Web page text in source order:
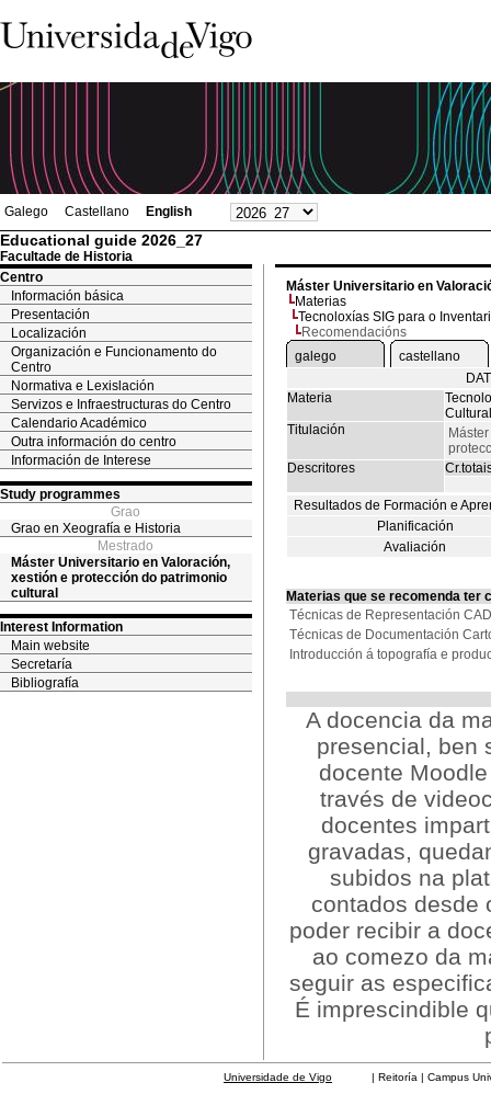
Galego Castellano English
Educational guide 2026_27
Facultade de Historia
Centro
Información básica
Presentación
Localización
Organización e Funcionamento do
Centro
Normativa e Lexislación
Servizos e Infraestructuras do Centro
Calendario Académico
Outra información do centro
Información de Interese
Study programmes
Grao
Grao en Xeografía e Historia
Mestrado
Máster Universitario en Valoración,
xestión e protección do patrimonio
cultural
Interest Information
Main website
Secretaría
Bibliografía
Máster Universitario en
Materias
Tecnoloxías SIG para o
Recomendacións
galego
castellano
Materia
Cultural
Titulación
Descritores
Resultados de Formación e
Planificación
Avaliación
Materias que se recomenda ter
Técnicas de Representación
Técnicas de Documentación
Introducción á topografía e
A docencia da
presencial, ben
docente
través de
docentes
gravadas,
subidos na
contados desde
poder recibir a
ao comezo da
seguir as
É imprescindible
Universidade de Vigo | Reitoría | Campus